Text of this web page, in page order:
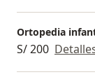
Ortopedia
S/ 200